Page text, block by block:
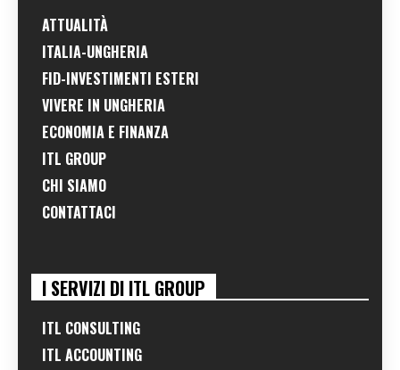
ATTUALITÀ
ITALIA-UNGHERIA
FID-INVESTIMENTI ESTERI
VIVERE IN UNGHERIA
ECONOMIA E FINANZA
ITL GROUP
CHI SIAMO
CONTATTACI
I SERVIZI DI ITL GROUP
ITL CONSULTING
ITL ACCOUNTING